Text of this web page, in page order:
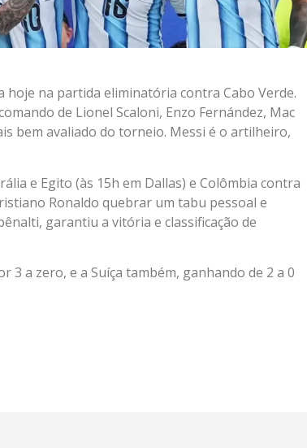
hoje na partida eliminatória contra Cabo Verde.
de Lionel Scaloni, Enzo Fernández, Mac
bem avaliado do torneio. Messi é o artilheiro,
e Egito (às 15h em Dallas) e Colômbia contra
Ronaldo quebrar um tabu pessoal e
garantiu a vitória e classificação de
3 a zero, e a Suíça também, ganhando de 2 a 0